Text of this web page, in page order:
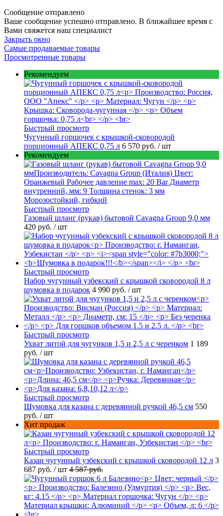
Сообщение отправлено
Ваше сообщение успешно отправлено. В ближайшее время с
Вами свяжется наш специалист
Закрыть окно
Самые продаваемые товары
Просмотренные товары
Рекомендуем
Быстрый просмотр
Чугунный горшочек с крышкой-сковородой
порционный АПЕКС 0,75 л 6 570 руб. / шт
Рекомендуем
Быстрый просмотр
Газовый шланг (рукав) бытовой Cavagna Group 9,0 мм
420 руб. / шт
Быстрый просмотр
Набор чугунный узбекский с крышкой сковородой 8 л
шумовка в подарок 4 990 руб. / шт
Быстрый просмотр
Ухват литой для чугунков 1,5 и 2,5 л с черенком 1 189
руб. / шт
Быстрый просмотр
Шумовка для казана с деревянной ручкой 46,5 см 550
руб. / шт
Хит продаж
Быстрый просмотр
Казан чугунный узбекский с крышкой сковородой 12 л 3
687 руб. / шт 4 587 руб.